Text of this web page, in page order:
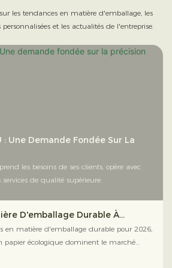
les tendances en matière d'emballage, les
et les actualités de l'entreprise.
: Une Demande Fondée Sur La
les besoins de ses clients, opère avec
de qualité supérieure.
D'emballage Durable À
Les Boîtes Cadeaux En
Le Marché
en matière d'emballage durable pour 2026,
papier écologique dominent le marché
du bois certifié FSC et un design